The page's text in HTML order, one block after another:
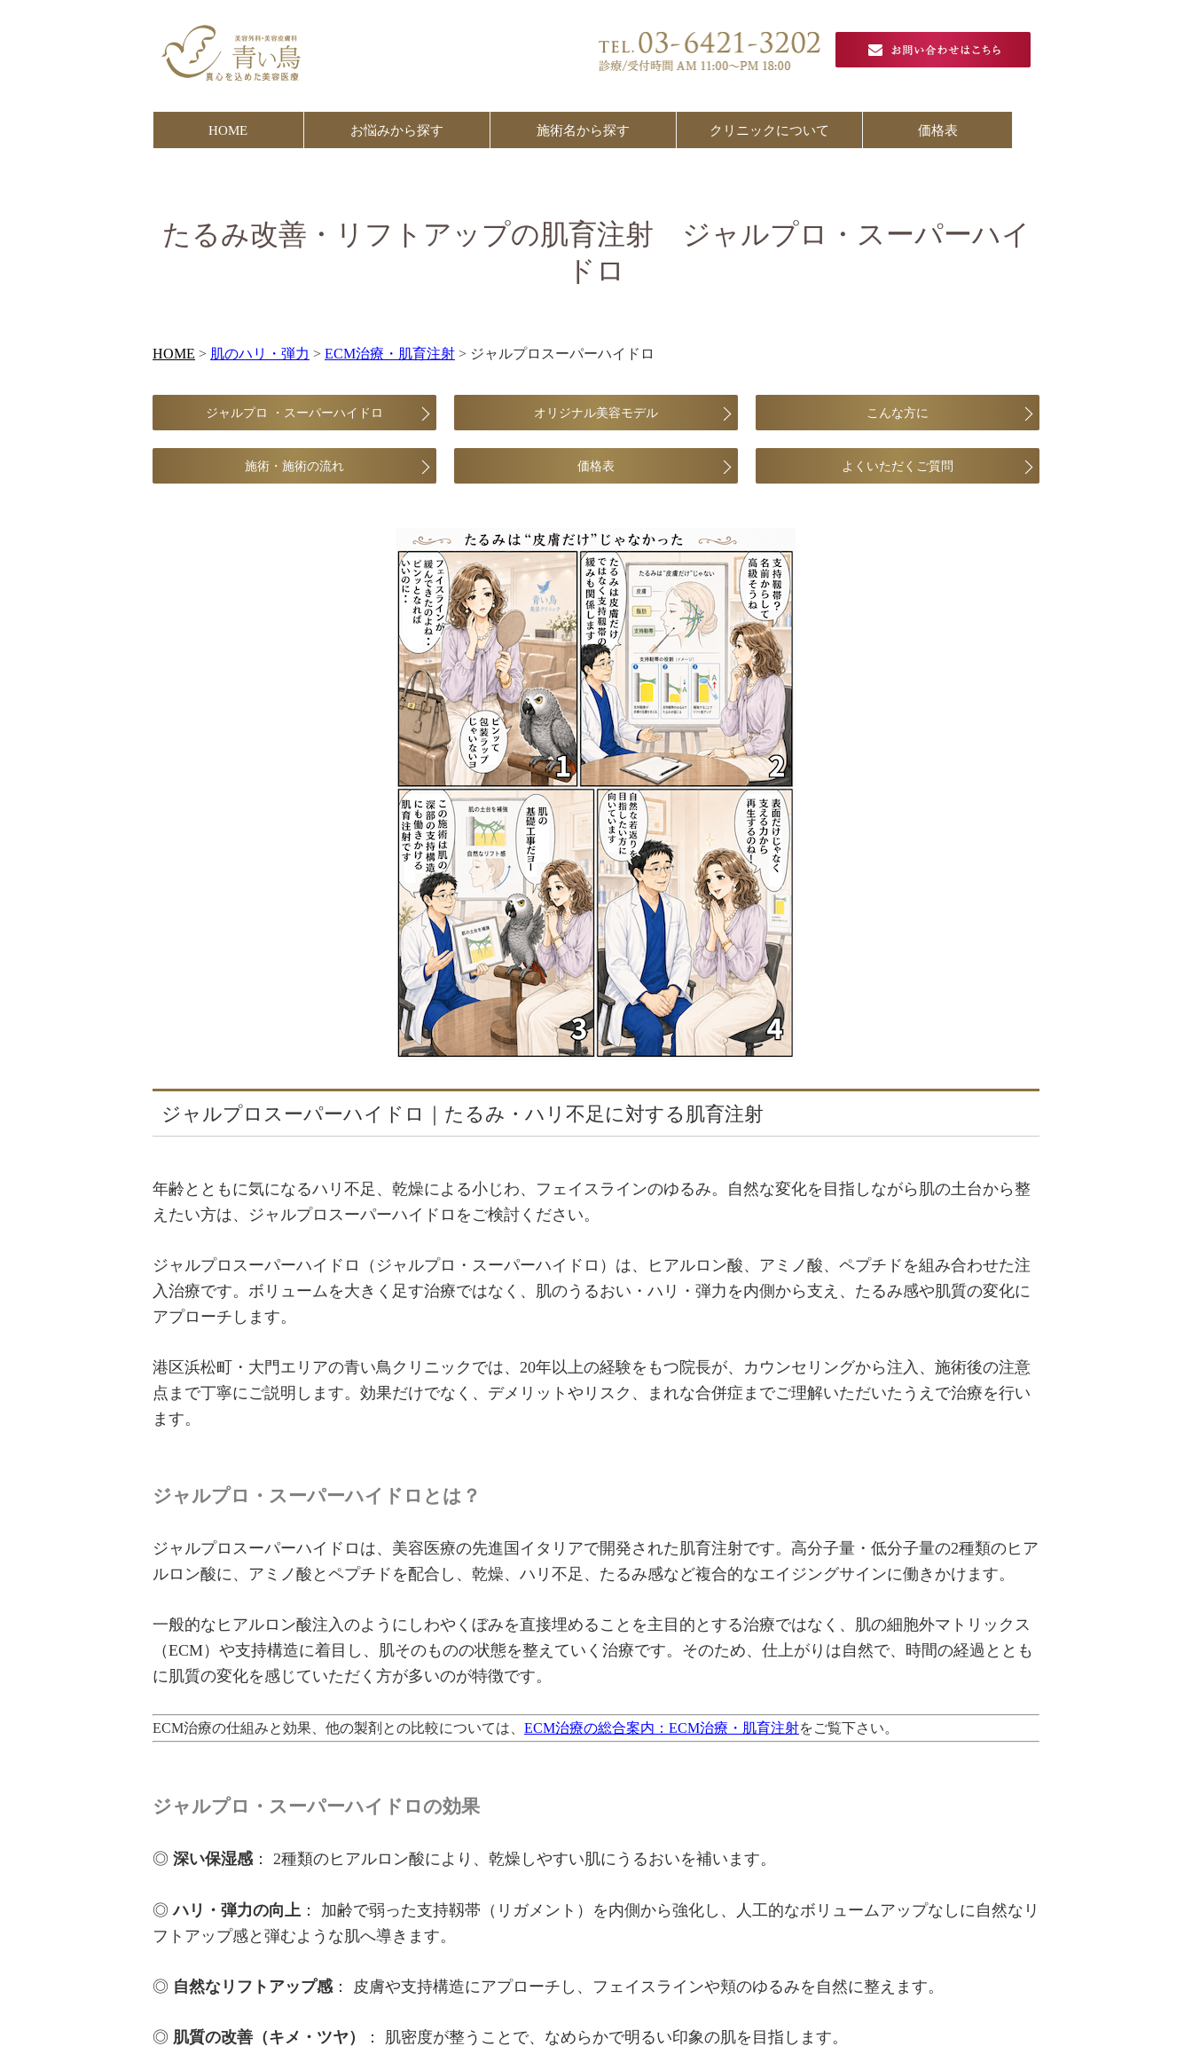
HOME お悩みから探す 施術名から探す クリニックについて 価格表
たるみ改善・リフトアップの肌育注射 ジャルプロ・スーパーハイ
ドロ
HOME > 肌のハリ・弾力 > ECM治療・肌育注射 > ジャルプロスーパーハイドロ
ジャルプロ ・スーパーハイドロ オリジナル美容モデル こんな方に
施術・施術の流れ 価格表 よくいただくご質問
ジャルプロスーパーハイドロ｜たるみ・ハリ不足に対する肌育注射
年齢とともに気になるハリ不足、乾燥による小じわ、フェイスラインのゆるみ。自然な変化を目指しながら肌の土台から整
えたい方は、ジャルプロスーパーハイドロをご検討ください。
ジャルプロスーパーハイドロ（ジャルプロ・スーパーハイドロ）は、ヒアルロン酸、アミノ酸、ペプチドを組み合わせた注
入治療です。ボリュームを大きく足す治療ではなく、肌のうるおい・ハリ・弾力を内側から支え、たるみ感や肌質の変化に
アプローチします。
港区浜松町・大門エリアの青い鳥クリニックでは、20年以上の経験をもつ院長が、カウンセリングから注入、施術後の注意
点まで丁寧にご説明します。効果だけでなく、デメリットやリスク、まれな合併症までご理解いただいたうえで治療を行い
ます。
ジャルプロ・スーパーハイドロとは？
ジャルプロスーパーハイドロは、美容医療の先進国イタリアで開発された肌育注射です。高分子量・低分子量の2種類のヒア
ルロン酸に、アミノ酸とペプチドを配合し、乾燥、ハリ不足、たるみ感など複合的なエイジングサインに働きかけます。
一般的なヒアルロン酸注入のようにしわやくぼみを直接埋めることを主目的とする治療ではなく、肌の細胞外マトリックス
（ECM）や支持構造に着目し、肌そのものの状態を整えていく治療です。そのため、仕上がりは自然で、時間の経過ととも
に肌質の変化を感じていただく方が多いのが特徴です。
ECM治療の仕組みと効果、他の製剤との比較については、 ECM治療の総合案内：ECM治療・肌育注射をご覧下さい。
ジャルプロ・スーパーハイドロの効果
◎ 深い保湿感： 2種類のヒアルロン酸により、乾燥しやすい肌にうるおいを補います。
◎ハリ・弾力の向上 ： 加齢で弱った支持靱帯（リガメント）を内側から強化し、人工的なボリュームアップなしに自然なリ
フトアップ感と弾むような肌へ導きます。
◎ 自然なリフトアップ感： 皮膚や支持構造にアプローチし、フェイスラインや頬のゆるみを自然に整えます。
◎ 肌質の改善（キメ・ツヤ） ： 肌密度が整うことで、なめらかで明るい印象の肌を目指します。